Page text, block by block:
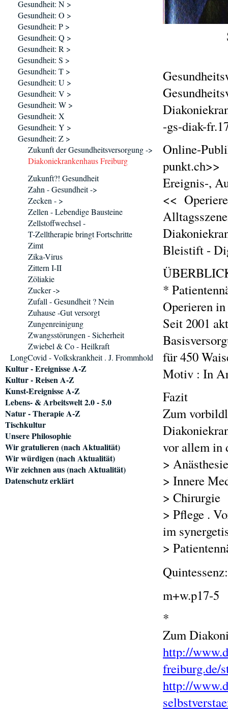
-gs-diak-
Online-
punkt.ch>>
Ereignis-,
<<
Bleistift -
*
Operieren
Seit 2001
für 450
Motiv : In
Fazit
Zum
vor allem in
> Anästhesie
> Innere
> Chirurgie
> Pflege .
im
>
m+w.p17-5
*
Zum
http://
freiburg.de/
http://
Gesundheit: N >
Gesundheit: O >
Gesundheit: P >
Gesundheit: Q >
Gesundheit: R >
Gesundheit: S >
Gesundheit: T >
Gesundheit: U >
Gesundheit: V >
Gesundheit: W >
Gesundheit: X
Gesundheit: Y >
Gesundheit: Z >
Zukunft der Gesundheitsversorgung ->
Diakoniekrankenhaus Freiburg
Zukunft?! Gesundheit
Zahn - Gesundheit ->
Zecken - >
Zellen - Lebendige Bausteine
Zellstoffwechsel -
T-Zelltherapie bringt Fortschritte
Zimt
Zika-Virus
Zittern I-II
Zöliakie
Zucker ->
Zufall - Gesundheit ? Nein
Zuhause -Gut versorgt
Zungenreinigung
Zwangsstörungen - Sicherheit
Zwiebel & Co - Heilkraft
LongCovid - Volkskrankheit . J. Frommhold
Kultur - Ereignisse A-Z
Kultur - Reisen A-Z
Kunst-Ereignisse A-Z
Lebens- & Arbeitswelt 2.0 - 5.0
Natur - Therapie A-Z
Tischkultur
Unsere Philosophie
Wir gratulieren (nach Aktualität)
Wir würdigen (nach Aktualität)
Wir zeichnen aus (nach Aktualität)
Datenschutz erklärt